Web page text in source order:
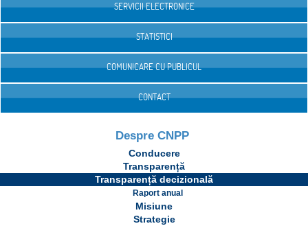
SERVICII ELECTRONICE
STATISTICI
COMUNICARE CU PUBLICUL
CONTACT
Despre CNPP
Conducere
Transparență
Transparență decizională
Raport anual
Misiune
Strategie